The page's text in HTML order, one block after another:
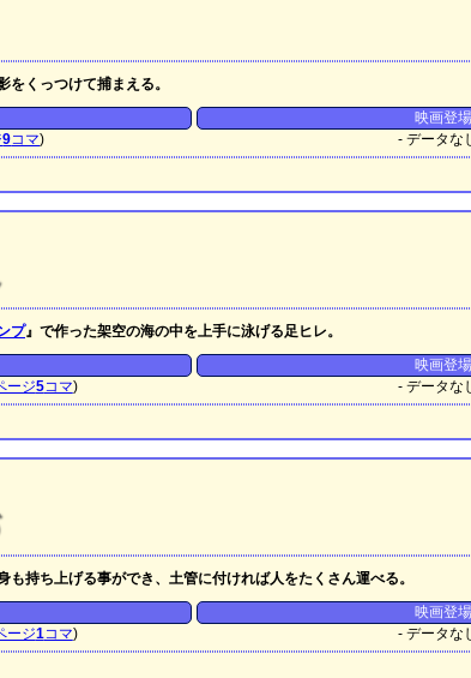
をくっつけて捕まえる。
9コマ)
映画登場
- データな
プ』で作った架空の海の中を上手に泳げる足ヒレ。
ージ5コマ)
映画登場
- データな
持ち上げる事ができ、土管に付ければ人をたくさん運べる。
ージ1コマ)
映画登場
- データな